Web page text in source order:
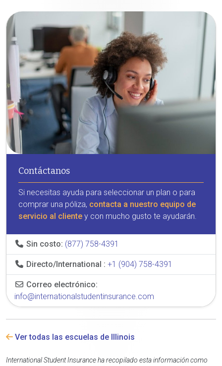
Contáctanos
Si necesitas ayuda para seleccionar un plan o para
comprar una póliza, contacta a nuestro equipo de
servicio al cliente y con mucho gusto te ayudarán.
Sin costo: (877) 758-4391
Directo/International : +1 (904) 758-4391
Correo electrónico:
info@internationalstudentinsurance.com
Ver todas las escuelas de Illinois
International Student Insurance ha recopilado esta información como